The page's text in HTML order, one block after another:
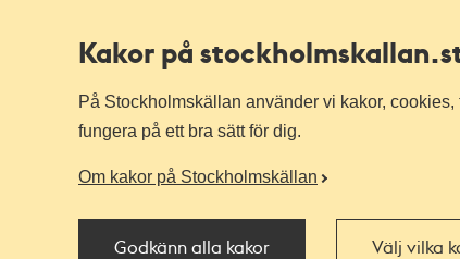
Kakor på stockholmskallan
På Stockholmskällan använder vi kakor,
fungera på ett bra sätt för dig.
Om kakor på Stockholmskällan
Godkänn alla kakor Välj vilka